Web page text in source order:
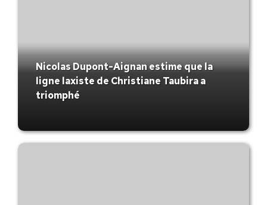
Nicolas Dupont-Aignan estime que la
ligne laxiste de Christiane Taubira a
triomphé